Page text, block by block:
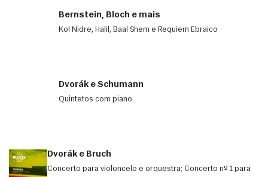
Bernstein, Bloch e mais
Kol Nidre, Halil, Baal Shem e Requiem Ebraico
Dvorák e Schumann
Quintetos com piano
Dvorák e Bruch
Concerto para violoncelo e orquestra; Concerto nº 1 para